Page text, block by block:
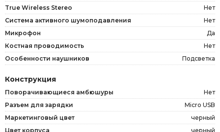
True Wireless Stereo
Нет
Система активного шумоподавления
Нет
Микрофон
Да
Костная проводимость
Нет
Особенности наушников
Подсветка
Конструкция
Поворачивающиеся амбюшуры
Нет
Разъем для зарядки
Micro USB
Маркетинговый цвет
черный
Цвет корпуса
черный